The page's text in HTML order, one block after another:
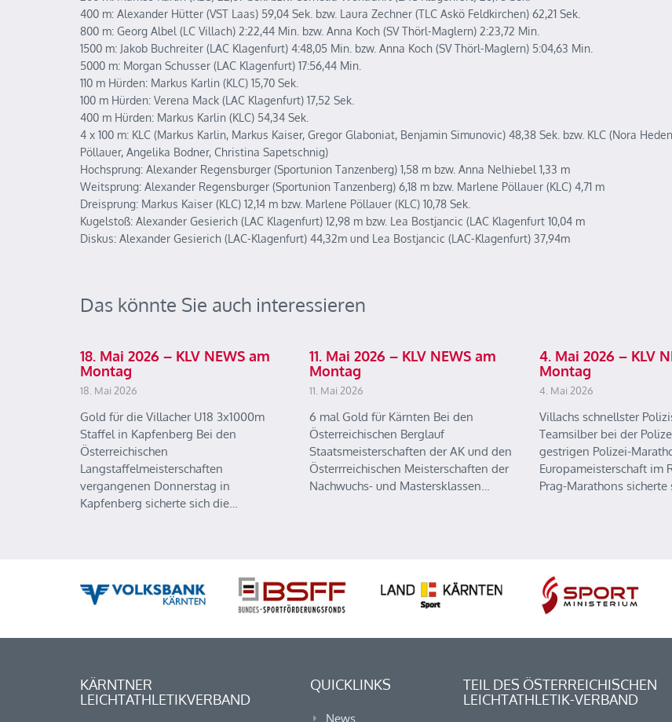
400 m: Alexander Hütter (VST Laas) 59,04 Sek. bzw. Laura Zechner (TLC Askö Feldkirchen) 62,21 Sek.
800 m: Georg Albel (LC Villach) 2:22,44 Min. bzw. Anna Koch (SV Thörl-Maglern) 2:23,72 Min.
1500 m: Jakob Buchreiter (LAC Klagenfurt) 4:48,05 Min. bzw. Anna Koch (SV Thörl-Maglern) 5:04,63 Min.
5000 m: Morgan Schusser (LAC Klagenfurt) 17:56,44 Min.
110 m Hürden: Markus Karlin (KLC) 15,70 Sek.
100 m Hürden: Verena Mack (LAC Klagenfurt) 17,52 Sek.
400 m Hürden: Markus Karlin (KLC) 54,34 Sek.
4 x 100 m: KLC (Markus Karlin, Markus Kaiser, Gregor Glaboniat, Benjamin Simunovic) 48,38 Sek. bzw. KLC (Nora
Pöllauer, Angelika Bodner, Christina Sapetschnig)
Hochsprung: Alexander Regensburger (Sportunion Tanzenberg) 1,58 m bzw. Anna Nelhiebel 1,33 m
Weitsprung: Alexander Regensburger (Sportunion Tanzenberg) 6,18 m bzw. Marlene Pöllauer (KLC) 4,71 m
Dreisprung: Markus Kaiser (KLC) 12,14 m bzw. Marlene Pöllauer (KLC) 10,78 Sek.
Kugelstoß: Alexander Gesierich (LAC Klagenfurt) 12,98 m bzw. Lea Bostjancic (LAC Klagenfurt 10,04 m
Diskus: Alexander Gesierich (LAC-Klagenfurt) 44,32m und Lea Bostjancic (LAC-Klagenfurt) 37,94m
Das könnte Sie auch interessieren
18. Mai 2026 – KLV NEWS am
Montag
18. Mai 2026
Gold für die Villacher U18 3x1000m
Staffel in Kapfenberg Bei den
Österreichischen
Langstaffelmeisterschaften
vergangenen Donnerstag in
Kapfenberg sicherte sich die…
11. Mai 2026 – KLV NEWS am
Montag
11. Mai 2026
6 mal Gold für Kärnten Bei den
Österreichischen Berglauf
Staatsmeisterschaften der AK und den
Österrreichischen Meisterschaften der
Nachwuchs- und Mastersklassen…
4. Mai 2026 – KLV
Montag
4. Mai 2026
Villachs schnellster
Teamsilber bei der
gestrigen Polizei-
Europameisterschaft im
Prag-Marathons
KÄRNTNER
LEICHTATHLETIKVERBAND
QUICKLINKS
News
TEIL DES ÖSTERREICHISCHEN
LEICHTATHLETIK-VERBAND